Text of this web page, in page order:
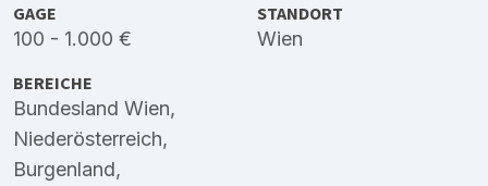
GAGE
100 - 1.000 €
STANDORT
Wien
BEREICHE
Bundesland Wien,
Niederösterreich,
Burgenland,